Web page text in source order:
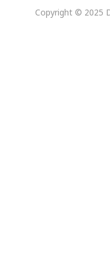
Copyright © 2025